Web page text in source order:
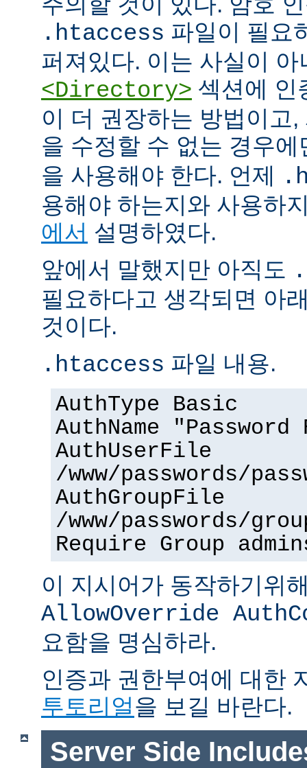
.htaccess 파일이 필요
퍼져있다. 이는 사실이
<Directory> 섹션에 인
이 더 권장하는 방법이고
을 수정할 수 없는 경우
을 사용해야 한다. 언제
용해야 하는지와 사용하
에서 설명하였다.
앞에서 말했지만 아직도
필요하다고 생각되면 아
것이다.
.htaccess 파일 내용.
AuthType Basic
AuthName
AuthUserFile
/www/passwords/
AuthGroupFile
/www/passwords/
Require Group
이 지시어가 동작하기위
AllowOverride
요함을 명심하라.
인증과 권한부여에 대한
투토리얼을 보길 바란다.
Server Side